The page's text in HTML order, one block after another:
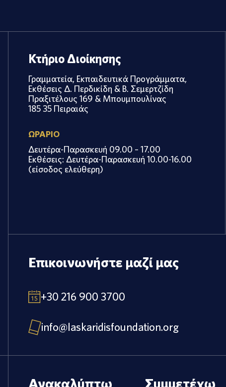
Κτήριο Διοίκησης
Γραμματεία, Εκπαιδευτικά Προγράμματα,
Εκθέσεις Δ. Περδικίδη & Β. Σεμερτζίδη
Πραξιτέλους 169 & Μπουμπουλίνας
185 35 Πειραιάς
ΩΡΑΡΙΟ
Δευτέρα-Παρασκευή 09.00 – 17.00
Εκθέσεις: Δευτέρα-Παρασκευή 10.00-16.00
(είσοδος ελεύθερη)
Επικοινωνήστε μαζί μας
+30 216 900 3700
info@laskaridisfoundation.org
Ανακαλύπτω Συμμετέχω